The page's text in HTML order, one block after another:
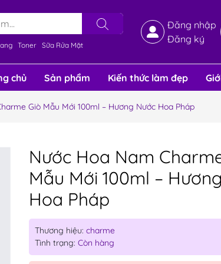
Toner Sữa Rửa Mặt
Đăng nhập
Đăng ký
chủ Sản phẩm Kiến thức làm đẹp
Giò Mẫu Mới 100ml – Hương Nước Hoa Pháp
Nước Hoa Nam
Mẫu Mới 100ml –
Hoa Pháp
Thương hiệu: charme
Tình trạng: Còn hàng